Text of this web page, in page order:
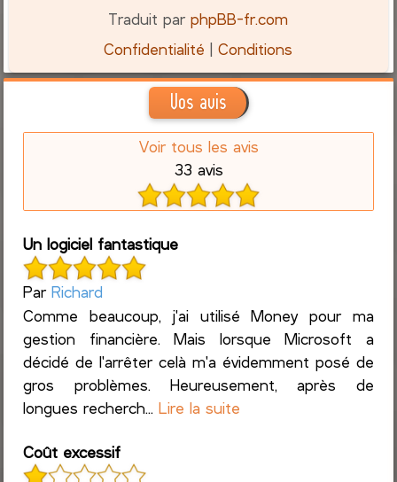
Traduit parphpBB-fr.com
Confidentialité |Conditions
Vos avis
Voir tous les avis
33 avis
Un logiciel fantastique
ParRichard
Comme beaucoup, j'ai utilisé Money pour ma
gestion financière. Mais lorsque Microsoft a
décidé de l'arrêter celà m'a évidemment posé de
gros problèmes. Heureusement, après de
longues recherch...Lire la suite
Coût excessif